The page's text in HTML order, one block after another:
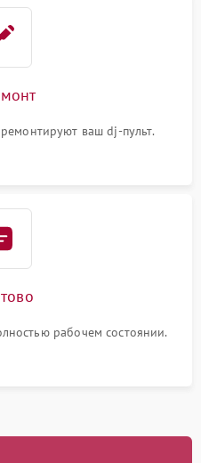
ваш dj-пульт.
рабочем состоянии.